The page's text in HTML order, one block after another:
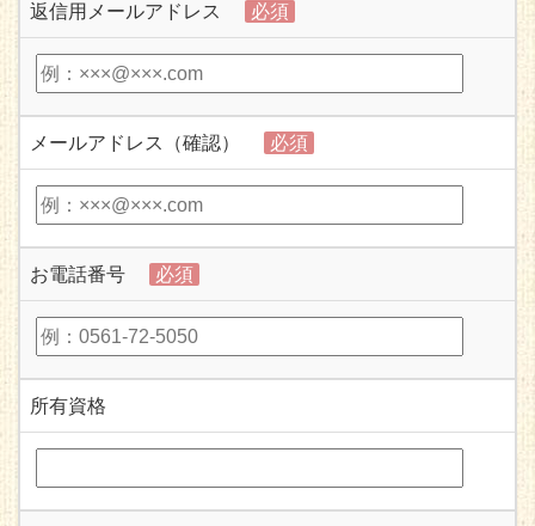
返信用メールアドレス 必須
メールアドレス（確認） 必須
お電話番号 必須
所有資格